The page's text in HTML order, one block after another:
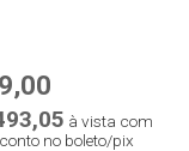
à vista com
no boleto/pix